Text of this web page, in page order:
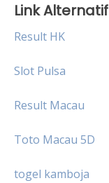
Link Alternatif
Result HK
Slot Pulsa
Result Macau
Toto Macau 5D
togel kamboja